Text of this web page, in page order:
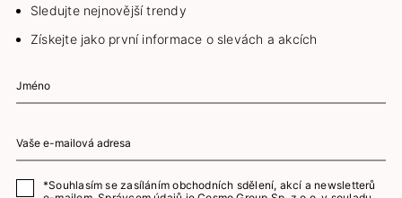
Sledujte nejnovější trendy
Získejte jako první informace o slevách a akcích
*Souhlasím se zasíláním obchodních sdělení, akcí a newsletterů